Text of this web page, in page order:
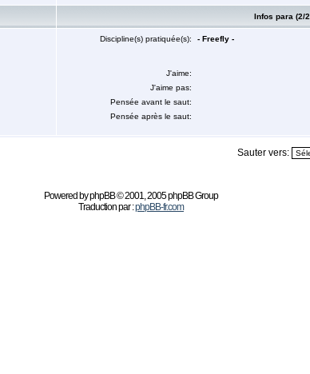
Infos para (2/
Discipline(s) pratiquée(s): - Freefly -
J'aime:
J'aime pas:
Pensée avant le saut:
Pensée après le saut:
Sauter vers:
Powered byphpBB© 2001, 2005 phpBB Group
Traduction par :phpBB-fr.com